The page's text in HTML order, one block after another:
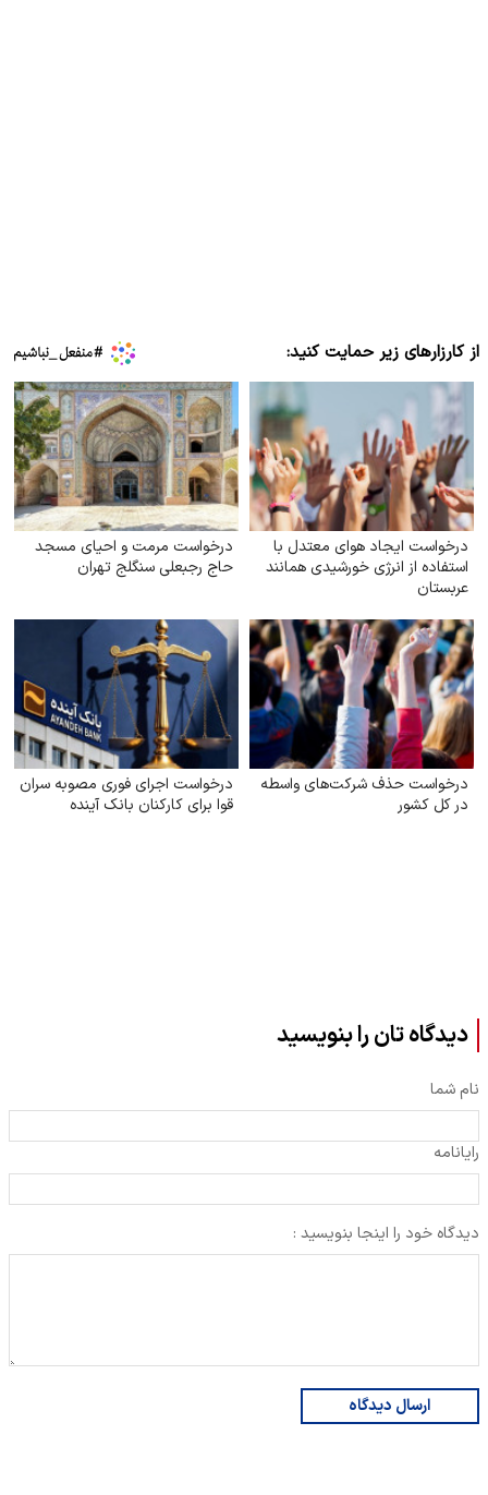
از کارزارهای زیر حمایت کنید:
درخواست ایجاد هوای معتدل با
استفاده از انرژی خورشیدی همانند
عربستان
درخواست مرمت و احیای مسجد
حاج رجبعلی سنگلج تهران
درخواست حذف شرکت‌های واسطه
در کل کشور
درخواست اجرای فوری مصوبه سران
قوا برای کارکنان بانک آینده
دیدگاه تان را بنویسید
نام شما
رایانامه
دیدگاه خود را اینجا بنویسید :
ارسال دیدگاه